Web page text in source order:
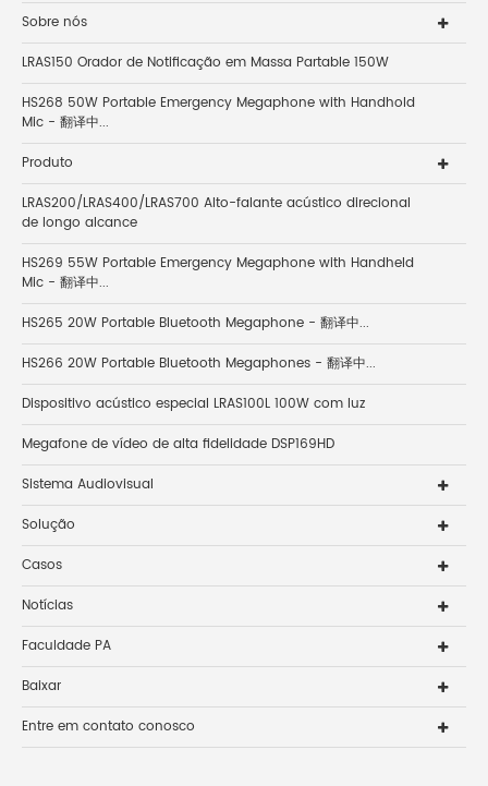
Sobre nós
LRAS150 Orador de Notificação em Massa Partable 150W
HS268 50W Portable Emergency Megaphone with Handhold
Mic - 翻译中...
Produto
LRAS200/LRAS400/LRAS700 Alto-falante acústico direcional
de longo alcance
HS269 55W Portable Emergency Megaphone with Handheld
Mic - 翻译中...
HS265 20W Portable Bluetooth Megaphone - 翻译中...
HS266 20W Portable Bluetooth Megaphones - 翻译中...
Dispositivo acústico especial LRAS100L 100W com luz
Megafone de vídeo de alta fidelidade DSP169HD
Sistema Audiovisual
Solução
Casos
Notícias
Faculdade PA
Baixar
Entre em contato conosco